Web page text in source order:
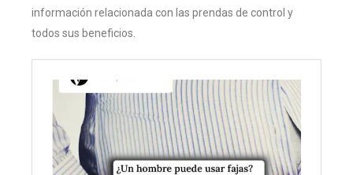
información relacionada con las prendas de control y
todos sus beneficios.